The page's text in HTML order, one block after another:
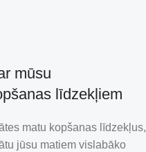
mūsu
līdzekļiem
matu kopšanas līdzekļus,
jūsu matiem vislabāko